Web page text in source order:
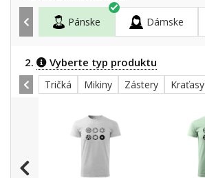
Pánske Dámske
2. Vyberte typ produktu
Tričká Mikiny Zástery Kraťasy